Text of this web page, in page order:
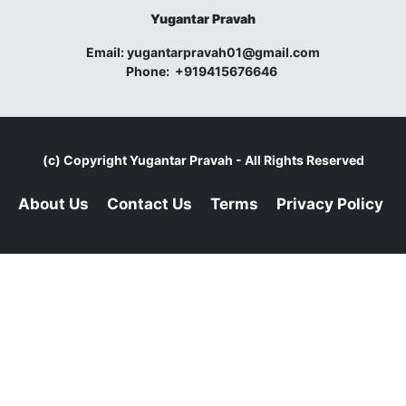
Yugantar Pravah
Email:yugantarpravah01@gmail.com
Phone: +919415676646
(c) CopyrightYugantar Pravah - All Rights Reserved
About Us Contact Us Terms Privacy Policy